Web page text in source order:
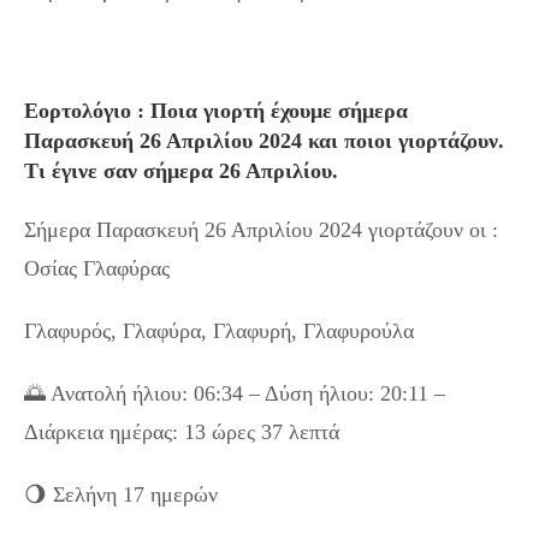
Εορτολόγιο : Ποια γιορτή έχουμε σήμερα
Παρασκευή 26 Απριλίου 2024 και ποιοι γιορτάζουν.
Τι έγινε σαν σήμερα 26 Απριλίου.
Σήμερα Παρασκευή 26 Απριλίου 2024 γιορτάζουν οι :
Οσίας Γλαφύρας
Γλαφυρός, Γλαφύρα, Γλαφυρή, Γλαφυρούλα
🌅 Ανατολή ήλιου: 06:34 – Δύση ήλιου: 20:11 –
Διάρκεια ημέρας: 13 ώρες 37 λεπτά
🌖 Σελήνη 17 ημερών